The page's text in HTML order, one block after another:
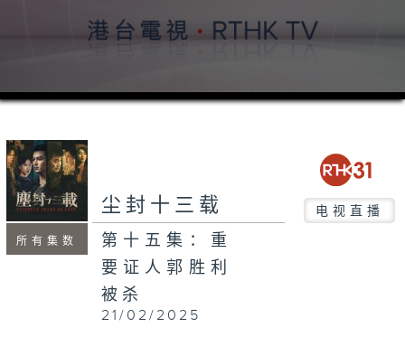
所有集数
尘封十三载 电视直播
第十五集：重
要证人郭胜利
被杀
21/02/2025